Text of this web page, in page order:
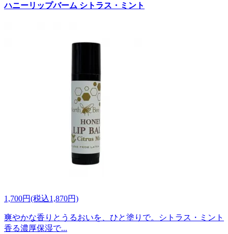
ハニーリップバーム シトラス・ミント
1,700円(税込1,870円)
爽やかな香りとうるおいを、ひと塗りで。シトラス・ミント
香る濃厚保湿で...